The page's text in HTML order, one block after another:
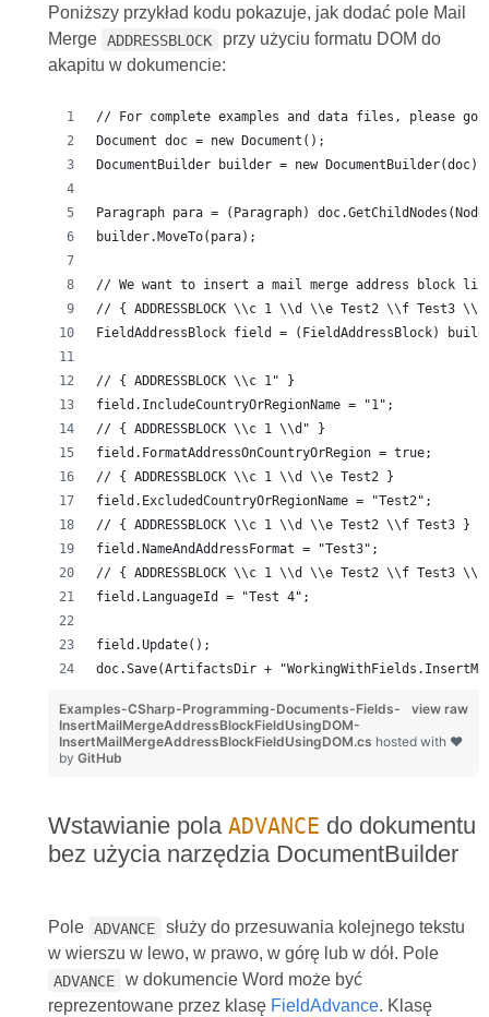
Poniższy przykład kodu pokazuje, jak dodać pole Mail
Merge ADDRESSBLOCK
przy użyciu formatu DOM do
akapitu w dokumencie:
// For complete examples and data files, please go
Document doc = new Document();
DocumentBuilder builder = new DocumentBuilder(doc);
Paragraph para = (Paragraph)
builder.MoveTo(para);
// We want to insert a mail merge address block
// { ADDRESSBLOCK \\c 1 \\d \\e Test2 \\f Test3
FieldAddressBlock field = (FieldAddressBlock)
// { ADDRESSBLOCK \\c 1" }
field.IncludeCountryOrRegionName = "1";
// { ADDRESSBLOCK \\c 1 \\d" }
field.FormatAddressOnCountryOrRegion = true;
// { ADDRESSBLOCK \\c 1 \\d \\e Test2 }
field.ExcludedCountryOrRegionName = "Test2";
// { ADDRESSBLOCK \\c 1 \\d \\e Test2 \\f Test3 }
field.NameAndAddressFormat = "Test3";
// { ADDRESSBLOCK \\c 1 \\d \\e Test2 \\f Test3
field.LanguageId = "Test 4";
field.Update();
doc.Save(ArtifactsDir +
view raw
Examples-CSharp-Programming-Documents-Fields-
InsertMailMergeAddressBlockFieldUsingDOM-
InsertMailMergeAddressBlockFieldUsingDOM.cs hosted with ❤
by GitHub
Wstawianie pola ADVANCE do dokumentu
bez użycia narzędzia DocumentBuilder
Pole ADVANCE
służy do przesuwania kolejnego tekstu
w wierszu w lewo, w prawo, w górę lub w dół. Pole
ADVANCE
w dokumencie Word może być
reprezentowane przez klasę FieldAdvance. Klasę